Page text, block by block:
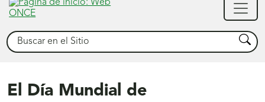
Buscar Buscar
El Día Mundial de